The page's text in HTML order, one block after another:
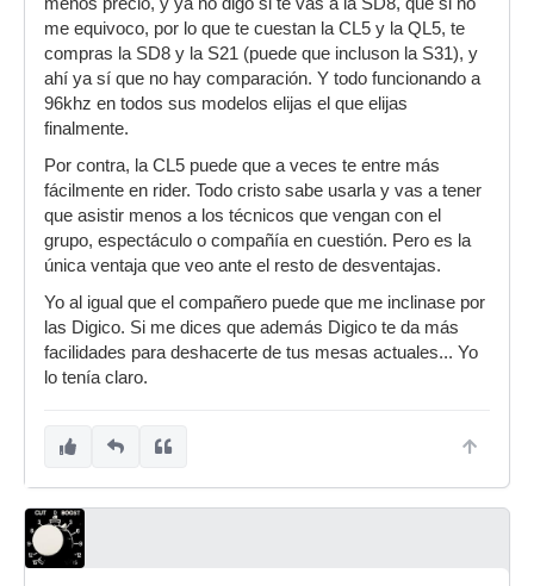
me equivoco, por lo que te cuestan la CL5 y la QL5, te
compras la SD8 y la S21 (puede que incluson la S31), y
ahí ya sí que no hay comparación. Y todo funcionando a
96khz en todos sus modelos elijas el que elijas
finalmente.
Por contra, la CL5 puede que a veces te entre más
fácilmente en rider. Todo cristo sabe usarla y vas a tener
que asistir menos a los técnicos que vengan con el
grupo, espectáculo o compañía en cuestión. Pero es la
única ventaja que veo ante el resto de desventajas.
Yo al igual que el compañero puede que me inclinase por
las Digico. Si me dices que además Digico te da más
facilidades para deshacerte de tus mesas actuales... Yo
lo tenía claro.